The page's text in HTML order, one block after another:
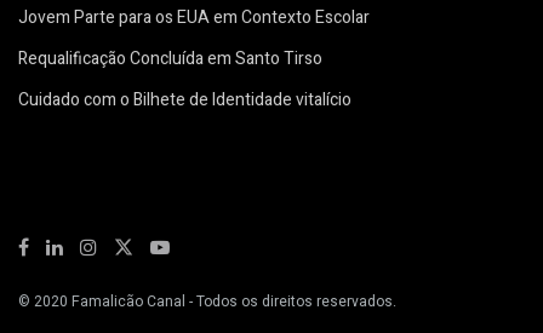
Jovem Parte para os EUA em Contexto Escolar
Requalificação Concluída em Santo Tirso
Cuidado com o Bilhete de Identidade vitalício
© 2020 Famalicão Canal - Todos os direitos reservados.